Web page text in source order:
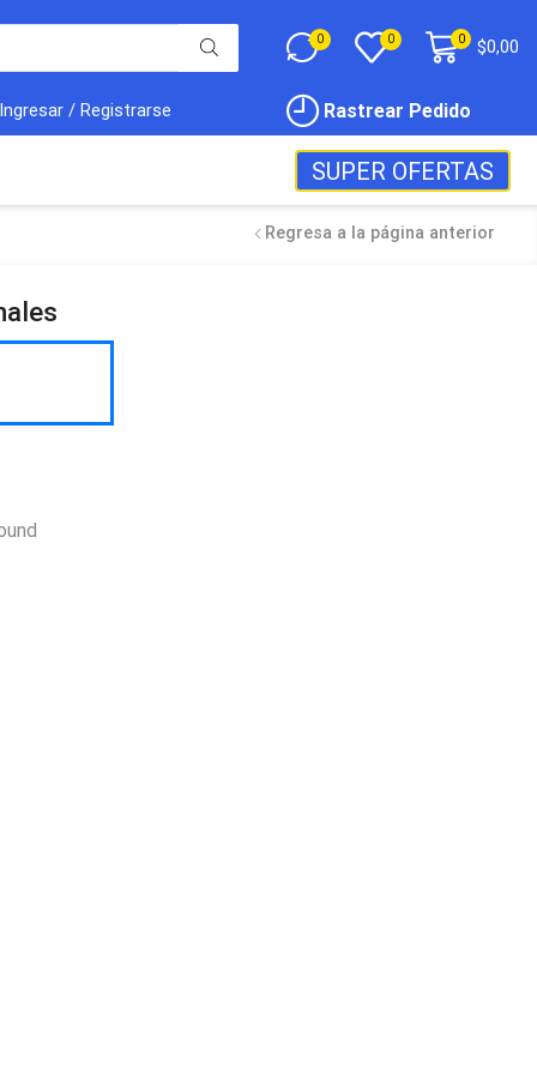
0 0 0 $0,00
Ingresar / Registrarse Rastrear Pedido
SUPER OFERTAS
Regresa a la página anterior